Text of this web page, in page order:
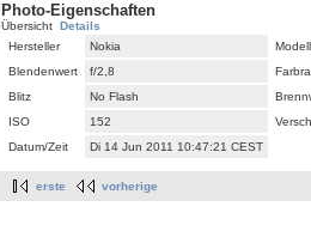
Photo-Eigenschaften
Übersicht Details
Hersteller
Nokia
Modell
Blendenwert
f/2,8
Blitz
No Flash
ISO
152
Datum/Zeit
Di 14 Jun 2011 10:47:21 CEST
erste vorherige